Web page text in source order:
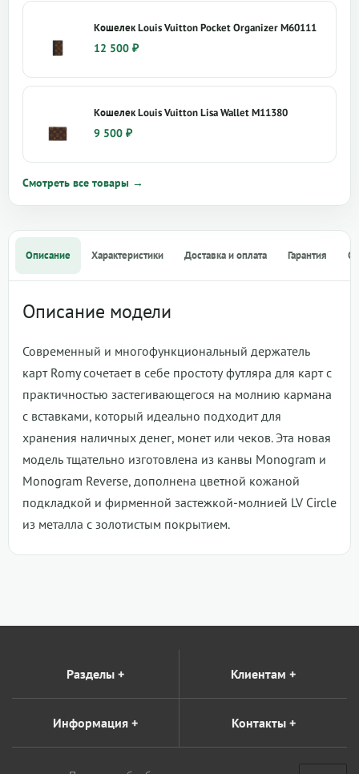
Кошелек Louis Vuitton Pocket Organizer M60111
12 500 ₽
Кошелек Louis Vuitton Lisa Wallet M11380
9 500 ₽
Смотреть все товары →
Описание Характеристики Доставка и оплата Гарантия
Описание модели
Современный и многофункциональный держатель
карт Romy сочетает в себе простоту футляра для карт с
практичностью застегивающегося на молнию кармана
с вставками, который идеально подходит для
хранения наличных денег, монет или чеков. Эта новая
модель тщательно изготовлена ​​из канвы Monogram и
Monogram Reverse, дополнена цветной кожаной
подкладкой и фирменной застежкой-молнией LV Circle
из металла с золотистым покрытием.
Разделы + Клиентам +
Информация + Контакты+